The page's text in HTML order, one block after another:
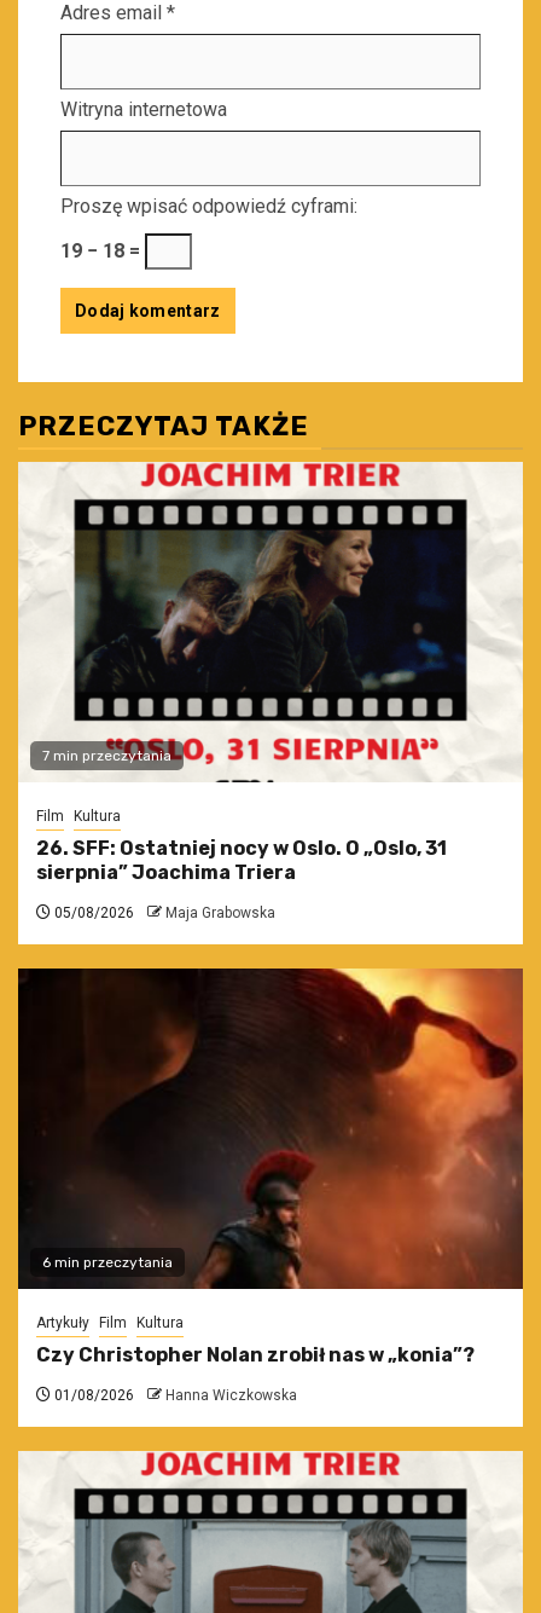
Adres email *
Witryna internetowa
Proszę wpisać odpowiedź cyframi:
19 − 18 =
PRZECZYTAJ TAKŻE
7 min przeczytania
Film Kultura
26. SFF: Ostatniej nocy w Oslo. O „Oslo, 31
sierpnia” Joachima Triera
05/08/2026 Maja Grabowska
6 min przeczytania
Artykuły Film Kultura
Czy Christopher Nolan zrobił nas w „konia”?
01/08/2026 Hanna Wiczkowska